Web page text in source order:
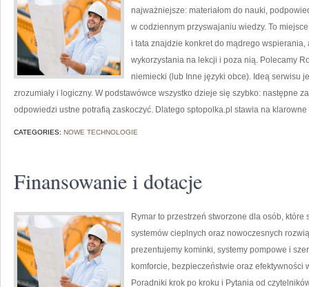
najważniejsze: materiałom do nauki,
w codziennym przyswajaniu wiedzy. To
i tata znajdzie konkret do mądrego
wykorzystania na lekcji i poza nią. Polecamy
niemiecki (lub Inne języki obce). Ideą serwisu
zrozumiały i logiczny. W podstawówce wszystko dzieje się szybko: następne
odpowiedzi ustne potrafią zaskoczyć. Dlatego sptopolka.pl stawia na klarowne
CATEGORIES: NOWE TECHNOLOGIE
Finansowanie i dotacje
Rymar to przestrzeń stworzone dla osób,
systemów cieplnych oraz nowoczesnych
prezentujemy kominki, systemy pompowe i
komforcie, bezpieczeństwie oraz
Poradniki krok po kroku i Pytania od